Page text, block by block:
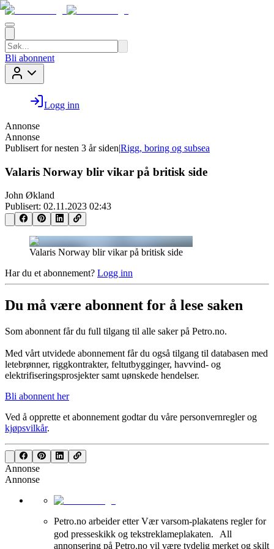
Bli abonnent
Logg inn
Annonse
Annonse
Publisert for nesten 3 år siden|Rigg, boring og subsea
Valaris Norway blir vikar på britisk side
John Økland
Publisert: 02.11.2023 02:43
Valaris Norway blir vikar på britisk side
Har du et abonnement? Logg inn
Du må være abonnent for å lese saken
Som abonnent får du full tilgang til alle saker på Petro.no.
Med vårt utvidede abonnement får du også tilgang til databasen med
letebrønner, riggkontrakter, feltutbygginger, havvind- og
elektrifiseringsprosjekter samt uønskede hendelser.
Bli abonnent her
Ved å opprette et abonnement godtar du våre personvernreglerog
kjøpsvilkår.
Annonse
Annonse
Petro.no arbeider etter Vær varsom-plakatens regler for
god presseskikk og tekstreklameplakaten. All
annonsering på Petro.no vil være tydelig merket og skilt